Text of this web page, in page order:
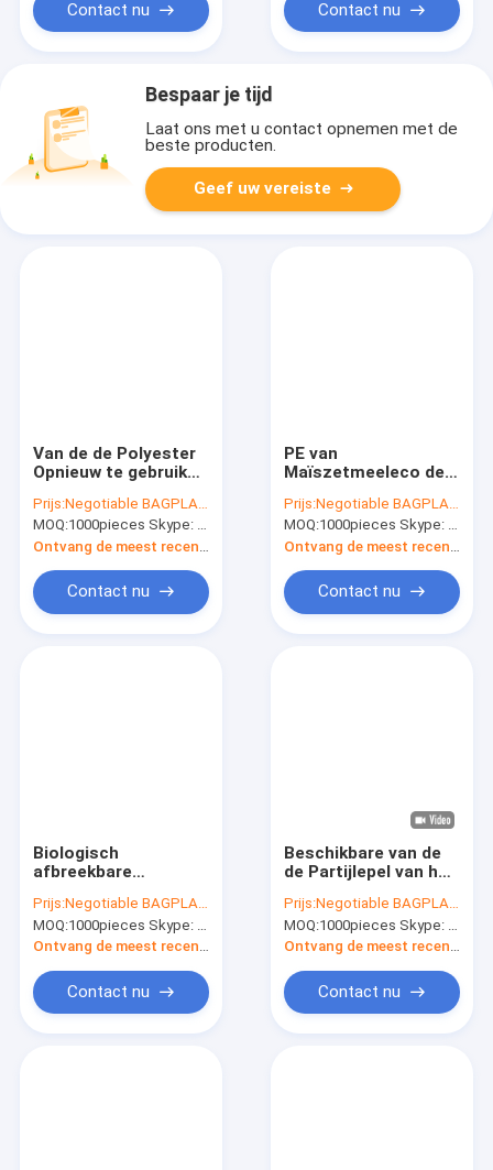
Rekupereerbaar,
Geurbewijs, Col.
Contact nu
Vriendschappelijke
Contact nu
Bespaar je tijd
Laat ons met u contact opnemen met de
beste producten.
Geef uw vereiste
Van de de Polyester
Opnieuw te gebruiken
Kruidenierswinkel van
elastiekje de
Lichtgewichttote bag
bulk durable eco-
friendly Opslag van
de de
Prijs:Negotiable BAGPLASTICS@YAHOO.COM
MOQ:1000pieces Skype: mydearneil
Contact nu
PE van
Maïszetmeeleco de
Opschonen Zakken
van Douanelogo
printed dog poop
bag, Zak van het de
Hondachterschip van
Eco de Biologisch
Huisdier
Prijs:Negotiable BAGPLASTICS@YAHOO.COM
MOQ:1000pieces Skype: mydearneil
Contact nu
Biologisch
afbreekbare
Vriendschappelijke
Bio Duidelijke het
Voedselzak van Eco,
afbreekbare Witte
het Afvalzakken van
Composteerbare
Prijs:Negotiable BAGPLASTICS@YAHOO.COM
MOQ:1000pieces Skype: mydearneil
Ontvang de meest recente Prijs
Contact nu
Beschikbare van de
de Partijlepel van het
Natuurlijke het
Bamboemes en Vork
Honey Spoon,
afbreekbare
BulkBerkehoutlepel/voor
Prijs:Negotiable BAGPLASTICS@YAHOO.COM
MOQ:1000pieces Skype: mydearneil
Ontvang de meest recente Prijs
Contact nu